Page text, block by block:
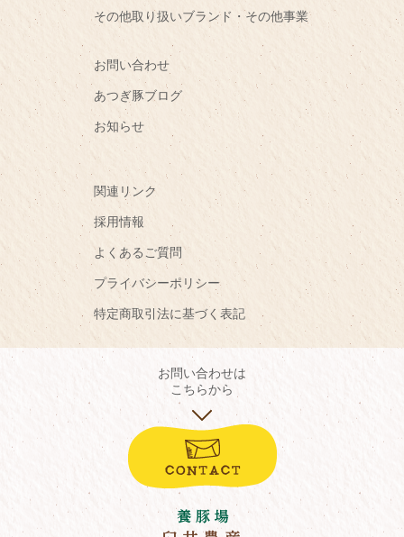
その他取り扱いブランド・その他事業
お問い合わせ
あつぎ豚ブログ
お知らせ
関連リンク
採用情報
よくあるご質問
プライバシーポリシー
特定商取引法に基づく表記
お問い合わせは
こちらから